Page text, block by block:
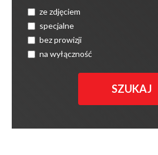
ze zdjęciem
specjalne
bez prowizji
na wyłączność